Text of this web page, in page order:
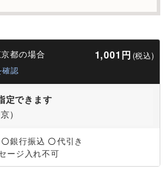
都の場合 1,001円 (税込)
確認
定できます
）
〇銀行振込 〇代引き
ージ入れ不可